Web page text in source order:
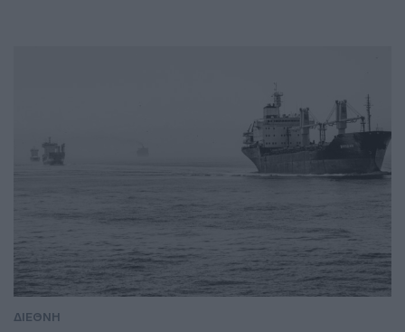
ΔΙΕΘΝΗ